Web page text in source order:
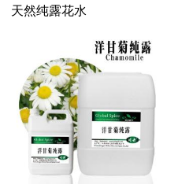
天然纯露花水